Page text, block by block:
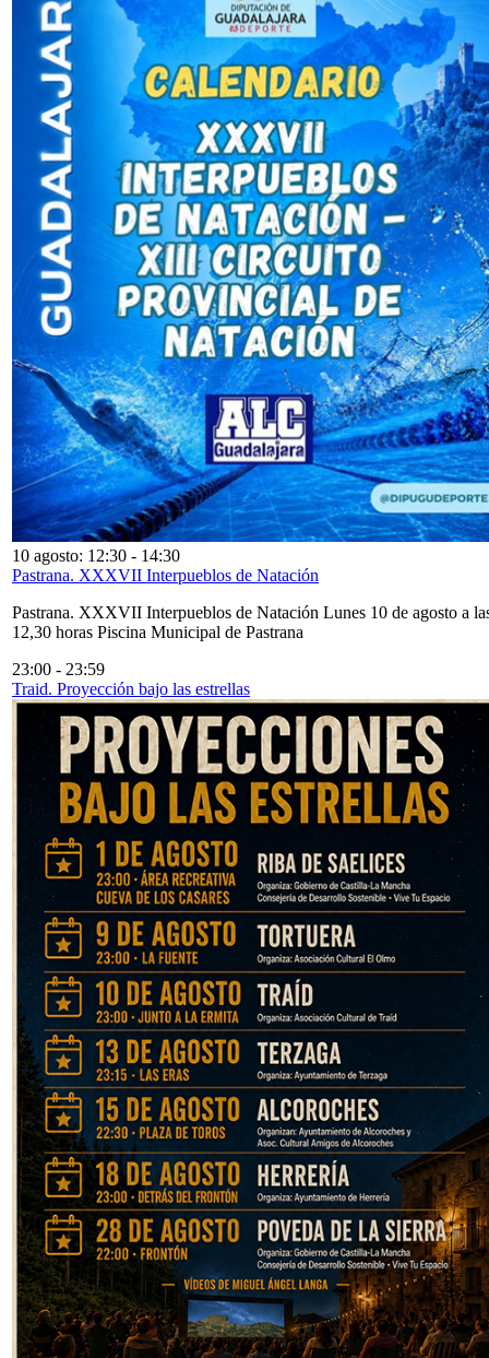
10 agosto: 12:30 - 14:30
Pastrana. XXXVII Interpueblos de Natación
Pastrana. XXXVII Interpueblos de Natación Lunes 10 de agosto a
12,30 horas Piscina Municipal de Pastrana
23:00 - 23:59
Traid. Proyección bajo las estrellas